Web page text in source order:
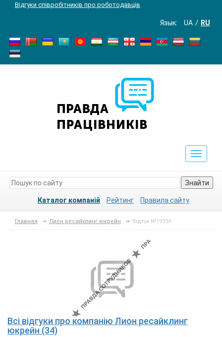
Відгуки співробітників про роботодавців
Язык: UA RU
Toggle
Знайти
Каталог компаній Рейтинг Правила сайту
Главная Лион ресайклинг юкрейн Відгук №19934
Всі відгуки про компанію Лион ресайклинг
юкрейн (34)